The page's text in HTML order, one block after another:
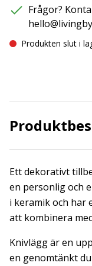
Frågor?
Produkten slut i
Ett dekorativt
en personlig och
i keramik och har
att kombinera
Knivlägg är en
en genomtänkt